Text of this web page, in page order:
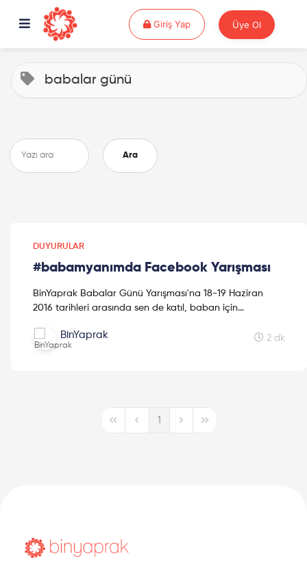
Giriş YapGiriş Yap Üye Ol
babalar günü
Ara
DUYURULAR
#babamyanımda Facebook Yarışması
BinYaprak Babalar Günü Yarışması'na 18-19 Haziran
2016 tarihleri arasında sen de katıl, baban için
BinYaprak 2 dk
First PagePrevious Page
1
Next PageLast Page